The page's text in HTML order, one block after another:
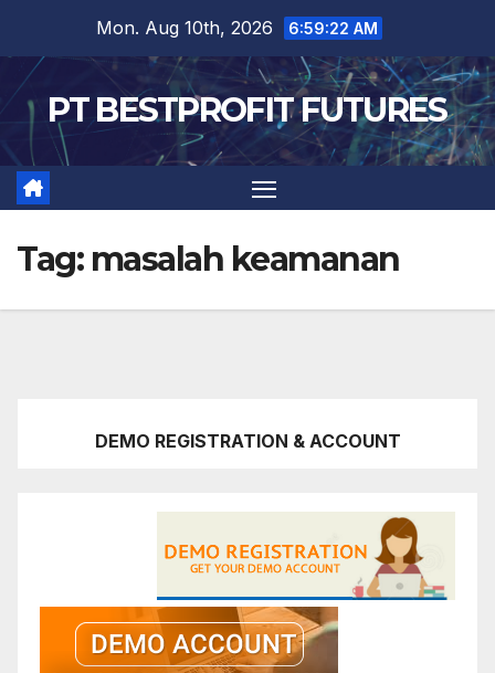
content
Mon. Aug 10th, 2026 6:59:24 AM
PT BESTPROFIT FUTURES
Tag: masalah keamanan
DEMO REGISTRATION & ACCOUNT